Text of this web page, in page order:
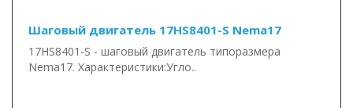
Шаговый двигатель 17HS8401-S Nema17
17HS8401-S - шаговый двигатель типоразмера
Nema17. Характеристики:Угло..